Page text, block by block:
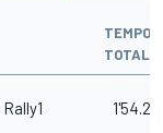
TEMPO
TOTALE
1'54.2